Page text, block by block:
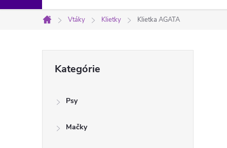
Domov
Vtáky Klietky Klietka AGATA
kategórie
Kategórie
Psy
Mačky